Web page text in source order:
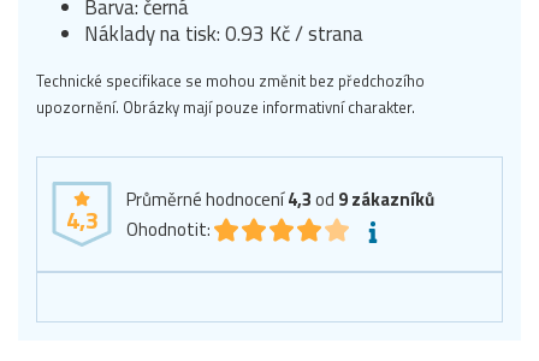
Barva: černá
Náklady na tisk: 0.93 Kč / strana
Technické specifikace se mohou změnit bez předchozího
upozornění. Obrázky mají pouze informativní charakter.
4,3
Průměrné hodnocení4,3od 9zákazníků
Ohodnotit: